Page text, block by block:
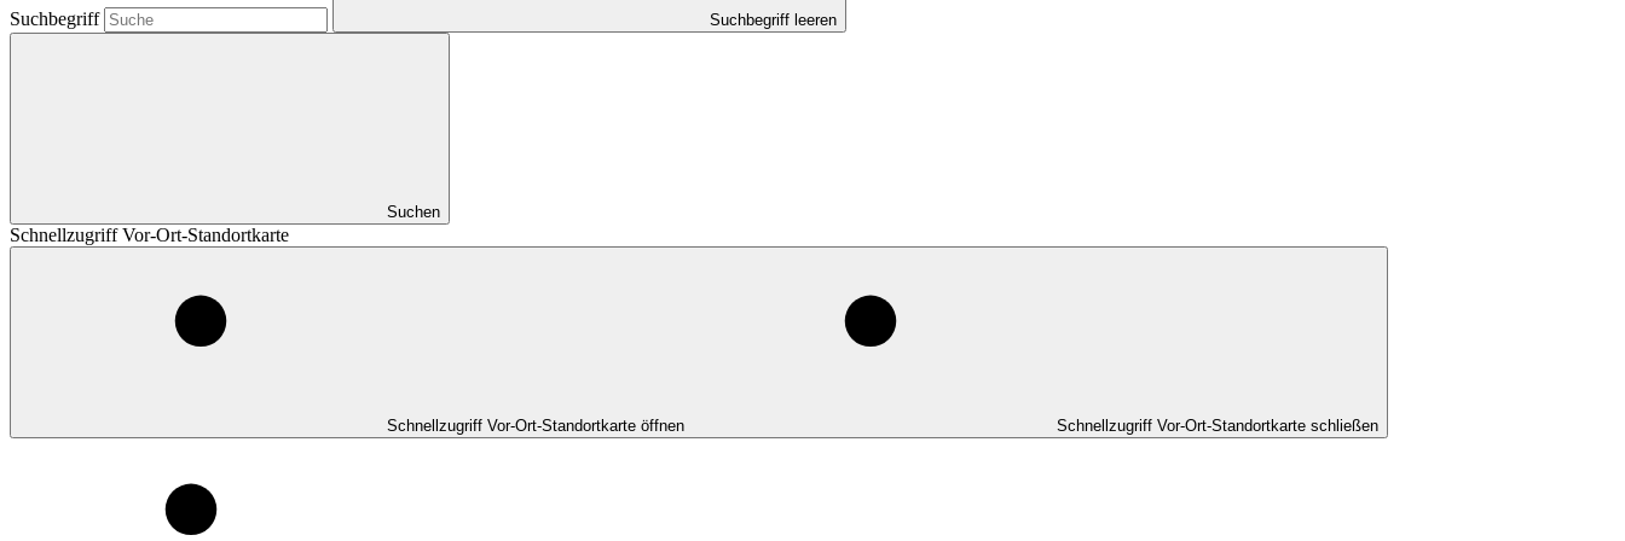
Suchbegriff Suchbegriff leeren
Suchen
Schnellzugriff Vor-Ort-Standortkarte
Schnellzugriff Vor-Ort-Standortkarte öffnen Schnellzugriff Vor-Ort-Standortkarte schließen